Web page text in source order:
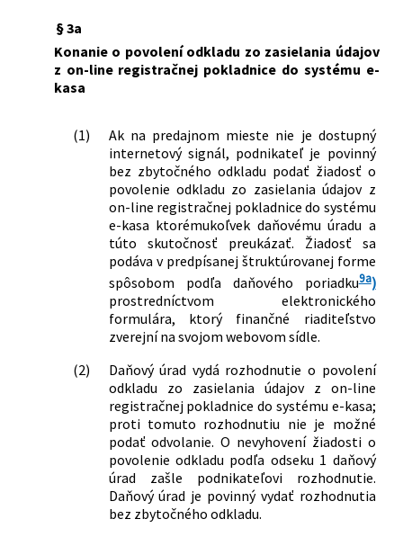
§ 3a
Konanie o povolení odkladu zo zasielania údajov
z on-line registračnej pokladnice do systému e-
kasa
(1)
Ak na predajnom mieste nie je dostupný
internetový signál, podnikateľ je povinný
bez zbytočného odkladu podať žiadosť o
povolenie odkladu zo zasielania údajov z
on-line registračnej pokladnice do systému
e-kasa ktorémukoľvek daňovému úradu a
túto skutočnosť preukázať. Žiadosť sa
podáva v predpísanej štruktúrovanej forme
spôsobom podľa daňového poriadku9a)
prostredníctvom elektronického
formulára, ktorý finančné riaditeľstvo
zverejní na svojom webovom sídle.
(2)
Daňový úrad vydá rozhodnutie o povolení
odkladu zo zasielania údajov z on-line
registračnej pokladnice do systému e-kasa;
proti tomuto rozhodnutiu nie je možné
podať odvolanie. O nevyhovení žiadosti o
povolenie odkladu podľa odseku 1 daňový
úrad zašle podnikateľovi rozhodnutie.
Daňový úrad je povinný vydať rozhodnutia
bez zbytočného odkladu.